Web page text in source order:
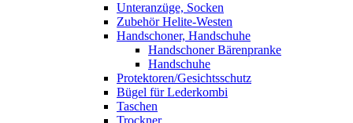
Unteranzüge, Socken
Zubehör Helite-Westen
Handschoner, Handschuhe
Handschoner Bärenpranke
Handschuhe
Protektoren/Gesichtsschutz
Bügel für Lederkombi
Taschen